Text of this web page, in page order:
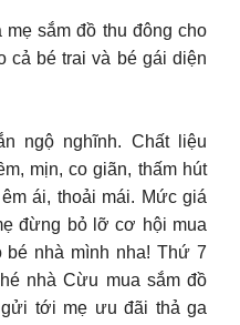
mẹ sắm đồ thu đông cho
cả bé trai và bé gái diện
ngộ nghĩnh. Chất liệu
mịn, co giãn, thấm hút
ái, thoải mái. Mức giá
đừng bỏ lỡ cơ hội mua
bé nhà mình nha! Thứ 7
nhà Cừu mua sắm đồ
tới mẹ ưu đãi thả ga